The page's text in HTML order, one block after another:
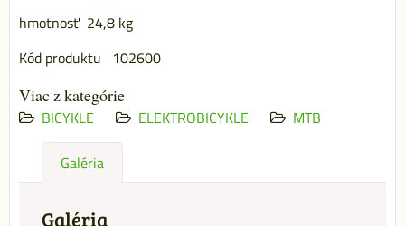
hmotnosť 24,8 kg
Kód produktu 102600
Viac z kategórie
BICYKLE
ELEKTROBICYKLE MTB
Galéria
Galéria